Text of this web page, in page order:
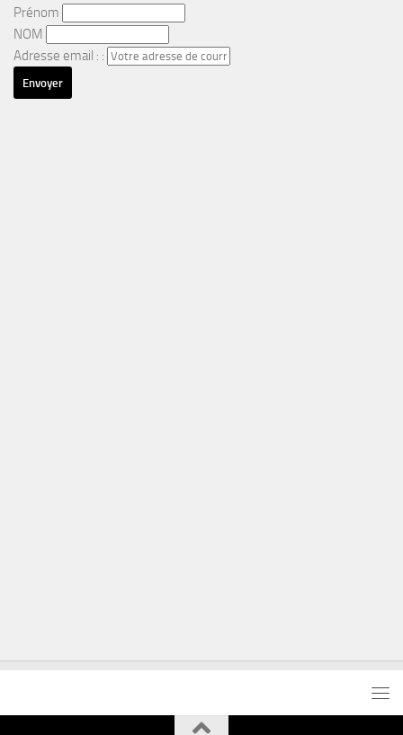
Prénom
NOM
Adresse email : :